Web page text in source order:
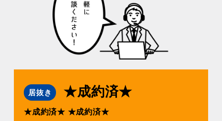
居抜き ★成約済★
★成約済★ ★成約済★